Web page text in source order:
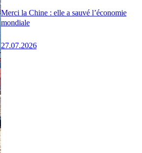
Merci la Chine : elle a sauvé l’économie
mondiale
27.07.2026